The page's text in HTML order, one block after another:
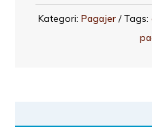
Kategori: Pagajer Tags: